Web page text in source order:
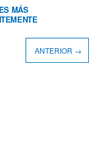
MÁS
ANTERIOR →